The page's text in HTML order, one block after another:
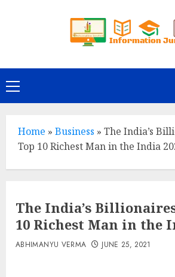
Primary
Menu
Home » Business » The India’s
Top 10 Richest Man in the India
The India’s
10 Richest Man in the
ABHIMANYU VERMA JUNE 25, 2021